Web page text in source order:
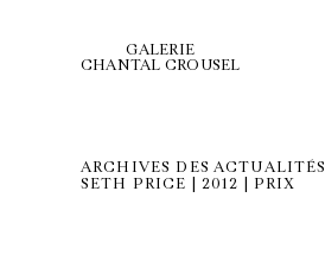
GALERIE
CHANTAL CROUSEL
ARCHIVES DES ACTUALITÉS
SETH PRICE | 2012 | PRIX